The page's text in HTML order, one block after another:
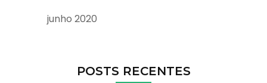
junho 2020
POSTS RECENTES